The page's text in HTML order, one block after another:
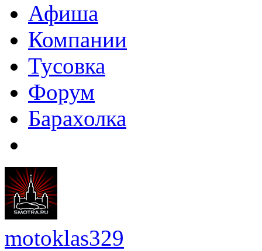
Афиша
Компании
Тусовка
Форум
Барахолка
motoklas329